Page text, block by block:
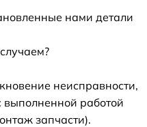
нами детали
неисправности,
выполненной работой
запчасти).